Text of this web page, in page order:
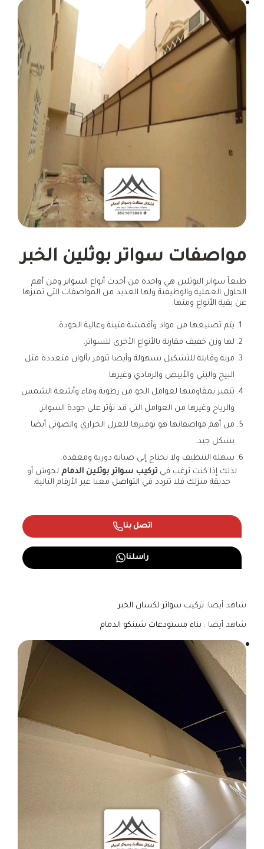
مواصفات سواتر بوثلين الخبر
طبعاً سواتر البوثلين هي واحدة من أحدث أنواع السواتر ومن أهم
الحلول العملية والوظيفية ولها العديد من المواصفات التي تميزها
عن بقية الأنواع ومنها:
يتم تصنيعها من مواد وأقمشة متينة وعالية الجودة.
لها وزن خفيف مقارنة بالأنواع الأخرى للسواتر.
مرنة وقابلة للتشكيل بسهولة وأيضا تتوفر بألوان متعددة مثل
البيج والبني والأبيض والرمادي وغيرها.
تتميز بمقاومتها لعوامل الجو من رطوبة وماء وأشعة الشمس
والرياح وغيرها من العوامل التي قد تؤثر على جودة السواتر.
من أهم مواصفاتها هو توفيرها للعزل الحراري والصوتي أيضا
بشكل جيد.
سهلة التنظيف ولا تحتاج إلى صيانة دورية ومعقدة.
لذلك إذا كنت ترغب في تركيب سواتر بوثلين الدمام لحوش أو
حديقة منزلك فلا تتردد في التواصل معنا عبر الأرقام التالية:
اتصل بنا
راسلنا
شاهد أيضا: تركيب سواتر لكسان الخبر
شاهد أيضا : بناء مستودعات شينكو الدمام